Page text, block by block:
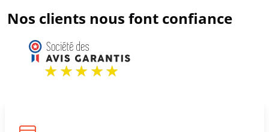
Nos clients nous font confiance